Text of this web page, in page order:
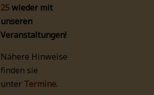
25wieder mit
unseren
Veranstaltungen!
Nähere Hinweise
finden sie
unter Termine.